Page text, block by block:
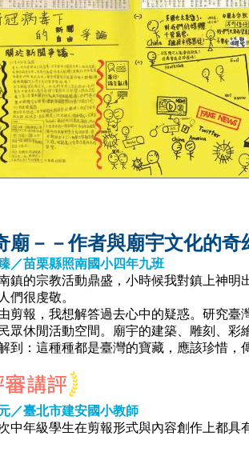
廟－－作者與廟宇文化的奇
／苗栗縣照南國小四年九班
鎮的宗教活動鼎盛，小時候我對鎮上神明
們很虔敬。
剪報，我想解答過去心中的疑惑。研究臺
眾休閒活動空間。廟宇的建築、雕刻、
到：這種種都是臺灣的寶藏，應該珍惜，
／臺北市建安國小教師
中年級學生在剪報形式與內容創作上都具